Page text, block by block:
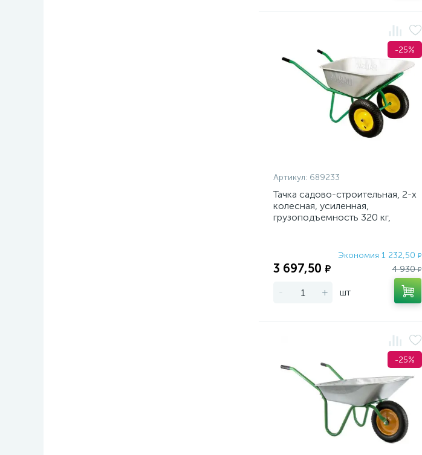
-25%
Артикул: 689233
Тачка садово-строительная, 2-х
колесная, усиленная,
грузоподъемность 320 кг,
Экономия 1 232,50 ₽
3 697,50 ₽ 4 930₽
- + шт
-25%